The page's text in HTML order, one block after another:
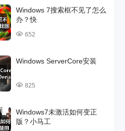
Windows 7搜索框不见了怎么
办？快
652
Windows ServerCore安装
825
Windows7未激活如何变正
版？小马工